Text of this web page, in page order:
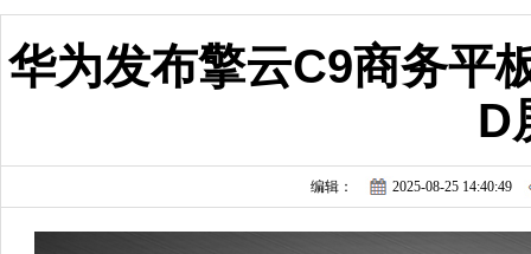
华为发布擎云C9商务平
D
编辑： 2025-08-25 14:40:49